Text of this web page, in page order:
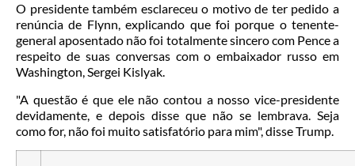
O presidente também esclareceu o motivo de ter pedido a
renúncia de Flynn, explicando que foi porque o tenente-
general aposentado não foi totalmente sincero com Pence a
respeito de suas conversas com o embaixador russo em
Washington, Sergei Kislyak.
"A questão é que ele não contou a nosso vice-presidente
devidamente, e depois disse que não se lembrava. Seja
como for, não foi muito satisfatório para mim", disse Trump.